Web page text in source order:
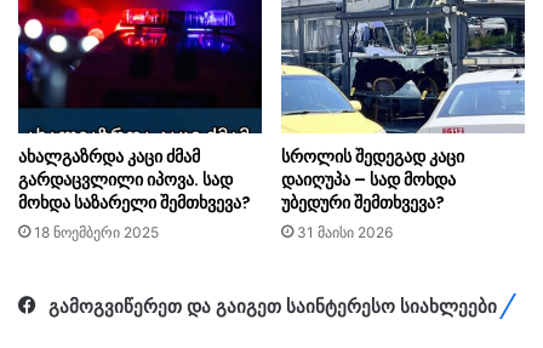
ახალგაზრდა კაცი ძმამ
გარდაცვლილი იპოვა. სად
მოხდა საზარელი შემთხვევა?
18 ნოემბერი 2025
სროლის შედეგად კაცი
დაიღუპა – სად მოხდა
უბედური შემთხვევა?
31 მაისი 2026
გამოგვიწერეთ და გაიგეთ საინტერესო სიახლეები